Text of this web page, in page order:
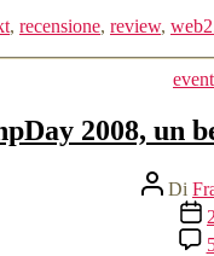
, recensione, review,
2008, un
Autore
articolo
Di
Data